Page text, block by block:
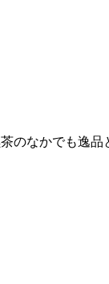
なかでも逸品